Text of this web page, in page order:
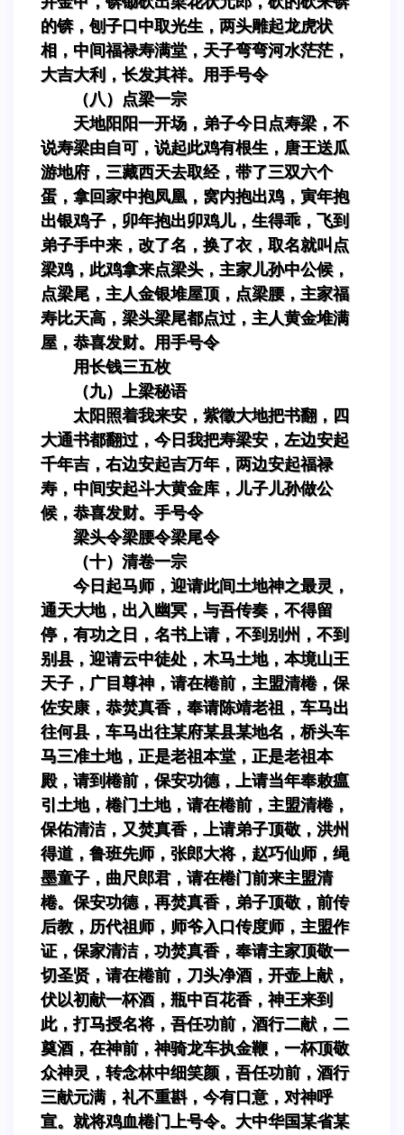
的锛，刨子口中取光生，两头雕起龙虎状
相，中间福禄寿满堂，天子弯弯河水茫茫，
大吉大利，长发其祥。用手号令
（八）点梁一宗
天地阳阳一开场，弟子今日点寿梁，不
说寿梁由自可，说起此鸡有根生，唐王送瓜
游地府，三藏西天去取经，带了三双六个
蛋，拿回家中抱凤凰，窝内抱出鸡，寅年抱
出银鸡子，卯年抱出卯鸡儿，生得乖，飞到
弟子手中来，改了名，换了衣，取名就叫点
梁鸡，此鸡拿来点梁头，主家儿孙中公候，
点梁尾，主人金银堆屋顶，点梁腰，主家福
寿比天高，梁头梁尾都点过，主人黄金堆满
屋，恭喜发财。用手号令
用长钱三五枚
（九）上梁秘语
太阳照着我来安，紫徵大地把书翻，四
大通书都翻过，今日我把寿梁安，左边安起
千年吉，右边安起吉万年，两边安起福禄
寿，中间安起斗大黄金库，儿子儿孙做公
候，恭喜发财。手号令
梁头令梁腰令梁尾令
（十）清卷一宗
今日起马师，迎请此间土地神之最灵，
通天大地，出入幽冥，与吾传奏，不得留
停，有功之日，名书上请，不到别州，不到
别县，迎请云中徒处，木马土地，本境山王
天子，广目尊神，请在棬前，主盟清棬，保
佐安康，恭焚真香，奉请陈靖老祖，车马出
往何县，车马出往某府某县某地名，桥头车
马三准土地，正是老祖本堂，正是老祖本
殿，请到棬前，保安功德，上请当年奉敕瘟
引土地，棬门土地，请在棬前，主盟清棬，
保佑清洁，又焚真香，上请弟子顶敬，洪州
得道，鲁班先师，张郎大将，赵巧仙师，绳
墨童子，曲尺郎君，请在棬门前来主盟清
棬。保安功德，再焚真香，弟子顶敬，前传
后教，历代祖师，师爷入口传度师，主盟作
证，保家清洁，功焚真香，奉请主家顶敬一
切圣贤，请在棬前，刀头净酒，开壶上献，
伏以初献一杯酒，瓶中百花香，神王来到
此，打马授名将，吾任功前，酒行二献，二
奠酒，在神前，神骑龙车执金鞭，一杯顶敬
众神灵，转念林中细笑颜，吾任功前，酒行
三献元满，礼不重斟，今有口意，对神呼
宣。就将鸡血棬门上号令。大中华国某省某